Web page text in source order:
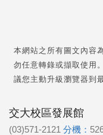
本網站之所有圖文內容
勿任意轉錄或擷取使用
議您主動升級瀏覽器到
交大校區發展館
(03)571-2121 分機：